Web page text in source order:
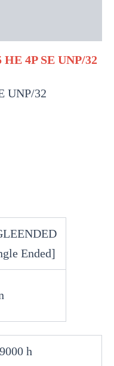
4P SE UNP/32
UNP/32
Ended]
9000 h